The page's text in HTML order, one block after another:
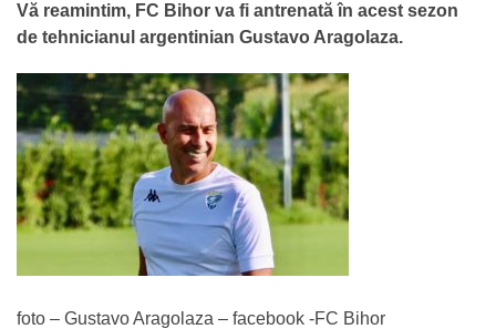
Vă reamintim, FC Bihor va fi antrenată în acest sezon
de tehnicianul argentinian Gustavo Aragolaza.
foto – Gustavo Aragolaza – facebook -FC Bihor